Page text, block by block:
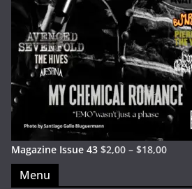
Magazine Issue 43 $2,00 – $18,00
Menu